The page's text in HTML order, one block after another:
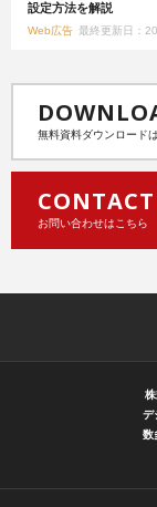
設定方法を解説
Web広告 最終更新日：
無料資料ダウンロード
CONTACT
お問い合わせはこちら
デ
数